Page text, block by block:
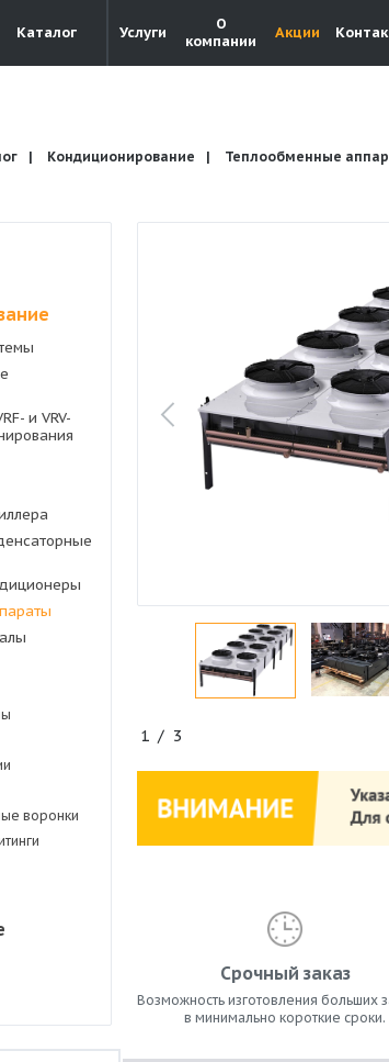
Каталог Услуги
О
компании
Акции
Кондиционирование Теплообменные
и VRV-
воронки
1 / 3
Срочный заказ
Возможность изготовления больших
в минимально короткие сроки.